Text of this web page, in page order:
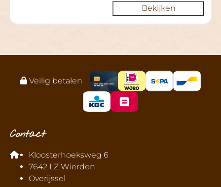
Bekijken
Veilig betalen
Contact
Kloosterhoeksweg 6
7642 LZ Wierden
Overijssel